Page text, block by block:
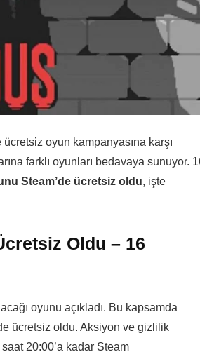
oyun kampanyasına karşı
farklı oyunları bedavaya sunuyor.
Steam’de ücretsiz oldu, işte
Oldu – 16
oyunu açıkladı. Bu kapsamda
ücretsiz oldu. Aksiyon ve gizlilik
20:00’a kadar Steam